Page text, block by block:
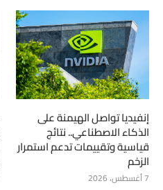
إنفيديا تواصل الهيمنة على
الذكاء الاصطناعي.. نتائج
قياسية وتقييمات تدعم استمرار
الزخم
7 أغسطس، 2026